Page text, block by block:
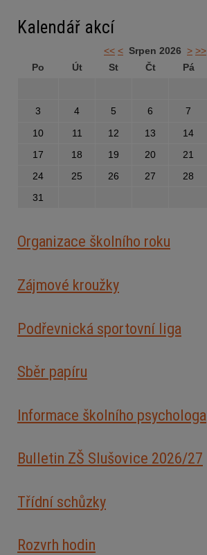
Kalendář akcí
<< < Srpen 2026 > >>
Po
Út St Čt Pá
3
4 5 6 7
10
11 12 13 14
17
18 19 20 21
24
25 26 27 28
31
Organizace školního roku
Zájmové kroužky
Podřevnická sportovní liga
Sběr papíru
Informace školního psychologa
Bulletin ZŠ Slušovice 2026/27
Třídní schůzky
Rozvrh hodin